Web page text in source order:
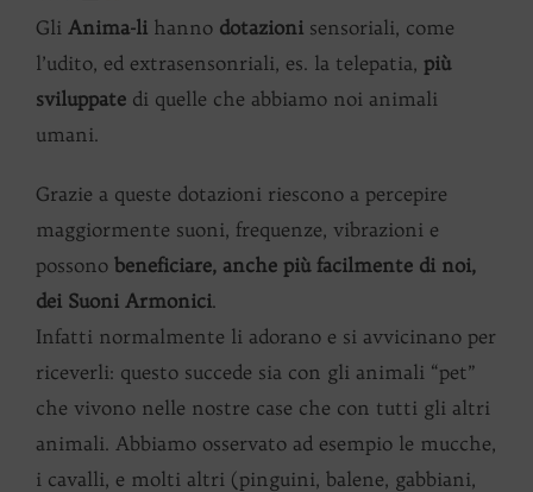
Gli Anima-li hanno dotazioni sensoriali, come
l’udito, ed extrasensonriali, es. la telepatia, più
sviluppate di quelle che abbiamo noi animali
umani.
Grazie a queste dotazioni riescono a percepire
maggiormente suoni, frequenze, vibrazioni e
possono beneficiare, anche più facilmente di noi,
dei Suoni Armonici.
Infatti normalmente li adorano e si avvicinano per
riceverli: questo succede sia con gli animali “pet”
che vivono nelle nostre case che con tutti gli altri
animali. Abbiamo osservato ad esempio le mucche,
i cavalli, e molti altri (pinguini, balene, gabbiani,